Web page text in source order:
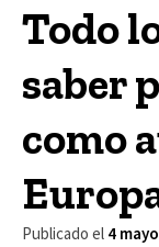
Todo
saber
como
Publicado el 4